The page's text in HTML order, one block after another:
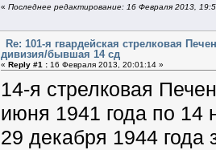
« Последнее редактирование: 16 Февраля 2013,
Re: 101-я гвардейская стрелковая
дивизия/бывшая 14 сд
« Reply #1 :16 Февраля 2013, 20:01:14 »
14-я стрелковая
июня 1941 года по 14
29 декабря 1944 года